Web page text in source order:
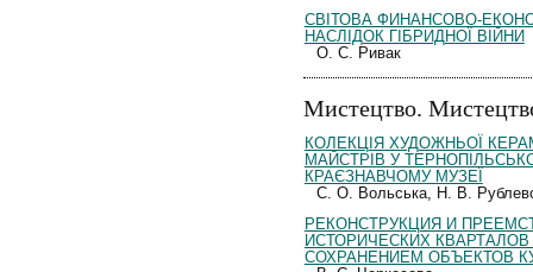
СВІТОВА ФИНАНСОВО-
НАСЛІДОК ГІБРИДНОЇ ВІЙНИ
О. С. Ривак
Мистецтво.
КОЛЕКЦІЯ ХУДОЖНЬОЇ
МАЙСТРІВ У
КРАЄЗНАВЧОМУ МУЗЕЇ
С. О. Вольська, Н. В.
РЕКОНСТРУКЦИЯ И
ИСТОРИЧЕСКИХ
СОХРАНЕНИЕМ ОБЪЕКТОВ